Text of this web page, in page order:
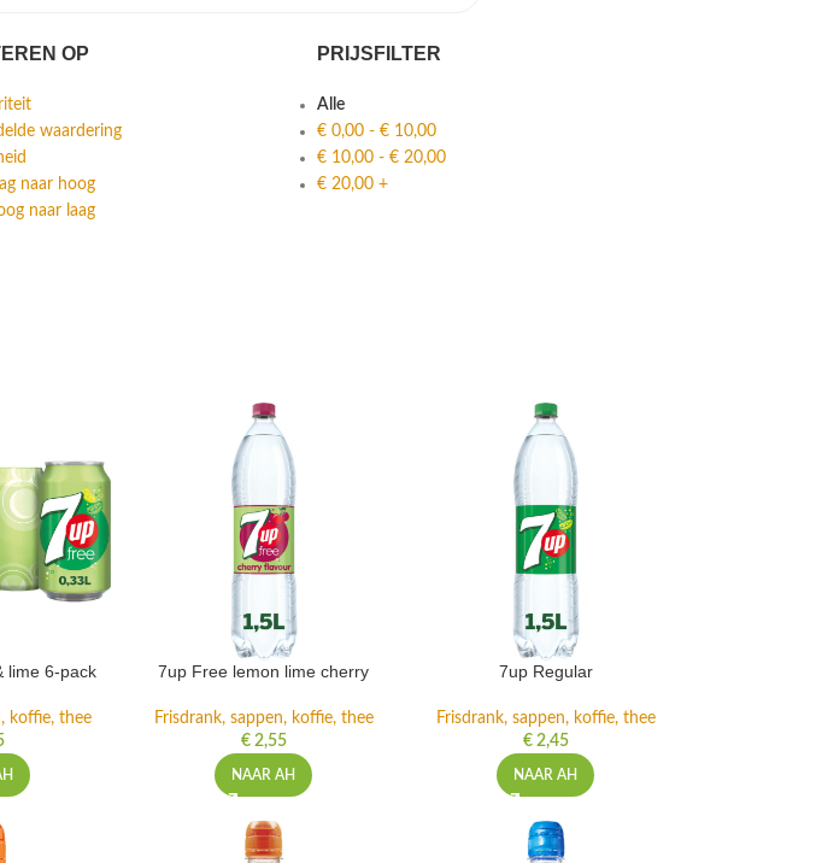
OP
waardering
naar hoog
naar laag
PRIJSFILTER
Alle
€0,00- €10,00
€10,00- €20,00
€20,00+
lime 6-pack
koffie, thee
7up Free lemon lime cherry
Frisdrank, sappen, koffie, thee
€2,55
NAAR AH
7up Regular
Frisdrank, sappen, koffie, thee
€2,45
NAAR AH